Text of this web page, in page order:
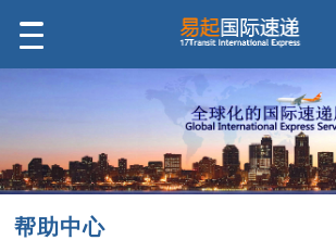
帮助中心